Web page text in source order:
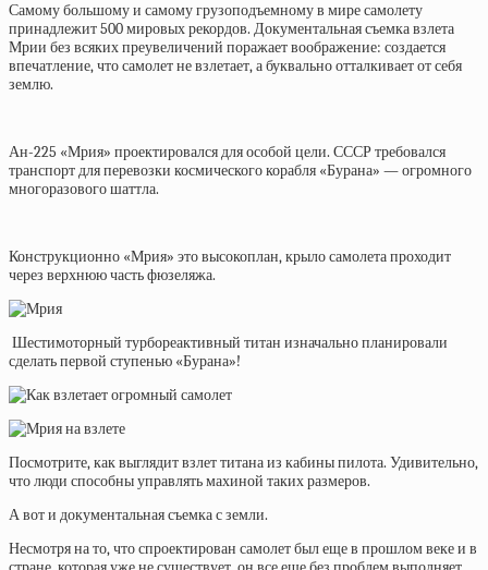
Самому большому и самому грузоподъемному в мире самолету
принадлежит 500 мировых рекордов. Документальная съемка взлета
Мрии без всяких преувеличений поражает воображение: создается
впечатление, что самолет не взлетает, а буквально отталкивает от себя
землю.
Ан-225 «Мрия» проектировался для особой цели. СССР требовался
транспорт для перевозки космического корабля «Бурана» — огромного
многоразового шаттла.
Конструкционно «Мрия» это высокоплан, крыло самолета проходит
через верхнюю часть фюзеляжа.
Шестимоторный турбореактивный титан изначально планировали
сделать первой ступенью «Бурана»!
Посмотрите, как выглядит взлет титана из кабины пилота. Удивительно,
что люди способны управлять махиной таких размеров.
А вот и документальная съемка с земли.
Несмотря на то, что спроектирован самолет был еще в прошлом веке и в